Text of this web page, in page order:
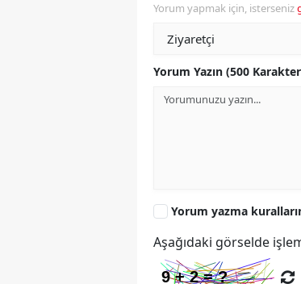
Yorum yapmak için, isterseniz
Yorum Yazın (500
Yorum yazma
Aşağıdaki görselde